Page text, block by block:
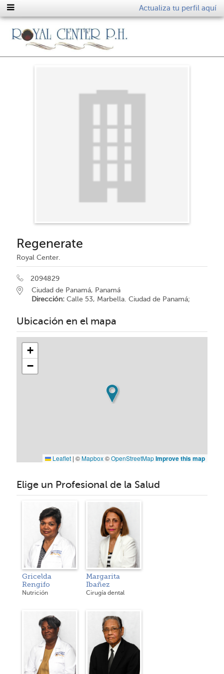
Actualiza tu perfil aquí
Regenerate
Royal Center.
2094829
Ciudad de Panamá, Panamá
Dirección: Calle 53, Marbella. Ciudad de Panamá;
Ubicación en el mapa
+
−
Leaflet | ©Mapbox©OpenStreetMapImprove this map
Elige un Profesional de la Salud
Gricelda
Rengifo
Nutrición
Margarita
Ibañez
Cirugía dental